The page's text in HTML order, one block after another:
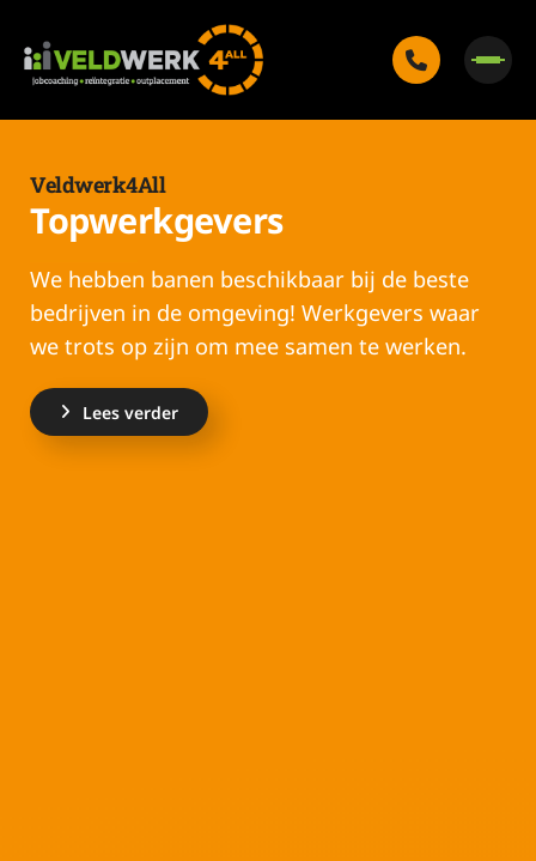
Veldwerk4All
Topwerkgevers
We hebben banen beschikbaar bij de beste
bedrijven in de omgeving! Werkgevers waar
we trots op zijn om mee samen te werken.
Lees verder